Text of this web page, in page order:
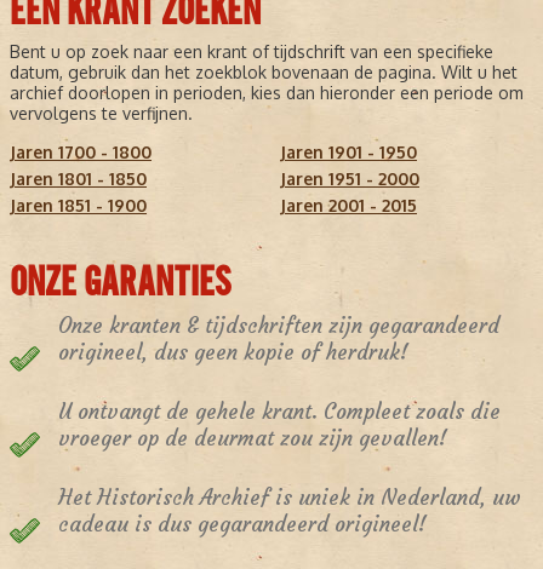
EEN KRANT ZOEKEN
Bent u op zoek naar een krant of tijdschrift van een specifieke
datum, gebruik dan het zoekblok bovenaan de pagina. Wilt u het
archief doorlopen in perioden, kies dan hieronder een periode om
vervolgens te verfijnen.
Jaren 1700 - 1800
Jaren 1801 - 1850
Jaren 1851 - 1900
Jaren 1901 - 1950
Jaren 1951 - 2000
Jaren 2001 - 2015
ONZE GARANTIES
Onze kranten & tijdschriften zijn gegarandeerd
origineel, dus geen kopie of herdruk!
U ontvangt de gehele krant. Compleet zoals die
vroeger op de deurmat zou zijn gevallen!
Het Historisch Archief is uniek in Nederland, uw
cadeau is dus gegarandeerd origineel!